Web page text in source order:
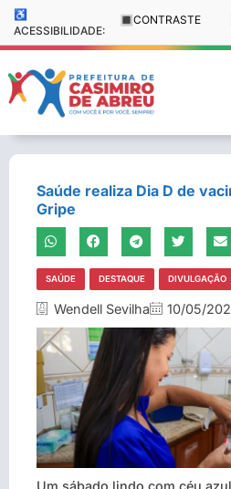
♿
ACESSIBILIDADE:
🔳 CONTRASTE
Saúde realiza Dia D de
Gripe
SAÚDE DESTAQUE DIVULGAÇÃO
Wendell Sevilha 10/05/
Um sábado lindo com céu